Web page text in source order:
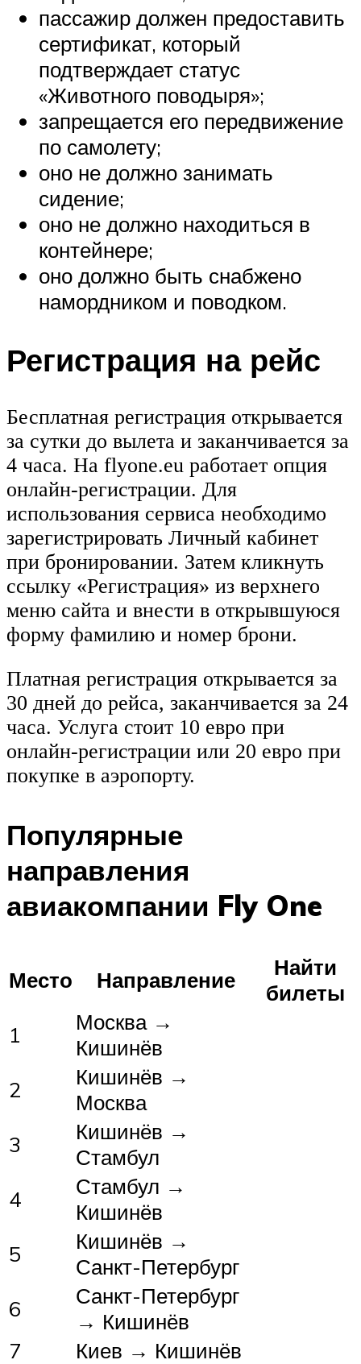
пассажир должен предоставить
сертификат, который
подтверждает статус
«Животного поводыря»;
запрещается его передвижение
по самолету;
оно не должно занимать
сидение;
оно не должно находиться в
контейнере;
оно должно быть снабжено
намордником и поводком.
Регистрация на рейс
Бесплатная регистрация открывается
за сутки до вылета и заканчивается за
4 часа. На flyone.eu работает опция
онлайн-регистрации. Для
использования сервиса необходимо
зарегистрировать Личный кабинет
при бронировании. Затем кликнуть
ссылку «Регистрация» из верхнего
меню сайта и внести в открывшуюся
форму фамилию и номер брони.
Платная регистрация открывается за
30 дней до рейса, заканчивается за 24
часа. Услуга стоит 10 евро при
онлайн-регистрации или 20 евро при
покупке в аэропорту.
Популярные
направления
авиакомпании Fly One
Место Направление
Найти
билеты
1
Москва →
Кишинёв
2
Кишинёв →
Москва
3
Кишинёв →
Стамбул
4
Стамбул →
Кишинёв
5
Кишинёв →
Санкт-Петербург
6
Санкт-Петербург
→ Кишинёв
7
Киев → Кишинёв